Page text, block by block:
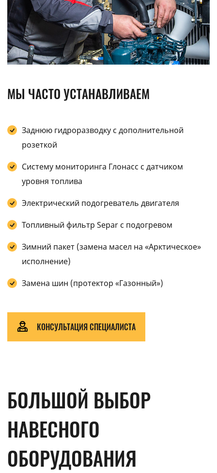
МЫ ЧАСТО УСТАНАВЛИВАЕМ
Заднюю гидроразводку с дополнительной
розеткой
Систему мониторинга Глонасс с датчиком
уровня топлива
Электрический подогреватель двигателя
Топливный фильтр Separ с подогревом
Зимний пакет (замена масел на «Арктическое»
исполнение)
Замена шин (протектор «Газонный»)
КОНСУЛЬТАЦИЯ СПЕЦИАЛИСТА
БОЛЬШОЙ ВЫБОР
НАВЕСНОГО
ОБОРУДОВАНИЯ